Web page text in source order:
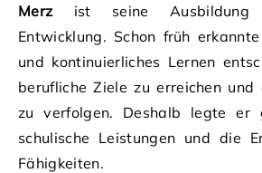
Merzist seine Ausbildung
Entwicklung. Schon früh
und kontinuierliches Lernen
berufliche Ziele zu erreichen und
zu verfolgen. Deshalb legte er
schulische Leistungen und die
Fähigkeiten.